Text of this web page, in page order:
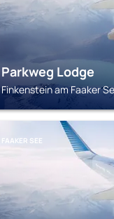
Parkweg Lodge
Finkenstein am Faaker
FAAKER SEE